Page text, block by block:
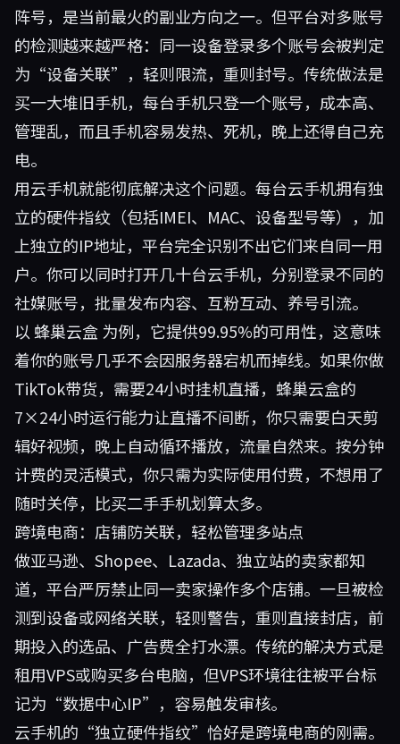
阵号，是当前最火的副业方向之一。但平台对多账号
的检测越来越严格：同一设备登录多个账号会被判定
为“设备关联”，轻则限流，重则封号。传统做法是
买一大堆旧手机，每台手机只登一个账号，成本高、
管理乱，而且手机容易发热、死机，晚上还得自己充
电。
用云手机就能彻底解决这个问题。每台云手机拥有独
立的硬件指纹（包括IMEI、MAC、设备型号等），加
上独立的IP地址，平台完全识别不出它们来自同一用
户。你可以同时打开几十台云手机，分别登录不同的
社媒账号，批量发布内容、互粉互动、养号引流。
以 蜂巢云盒 为例，它提供99.95%的可用性，这意味
着你的账号几乎不会因服务器宕机而掉线。如果你做
TikTok带货，需要24小时挂机直播，蜂巢云盒的
7×24小时运行能力让直播不间断，你只需要白天剪
辑好视频，晚上自动循环播放，流量自然来。按分钟
计费的灵活模式，你只需为实际使用付费，不想用了
随时关停，比买二手手机划算太多。
跨境电商：店铺防关联，轻松管理多站点
做亚马逊、Shopee、Lazada、独立站的卖家都知
道，平台严厉禁止同一卖家操作多个店铺。一旦被检
测到设备或网络关联，轻则警告，重则直接封店，前
期投入的选品、广告费全打水漂。传统的解决方式是
租用VPS或购买多台电脑，但VPS环境往往被平台标
记为“数据中心IP”，容易触发审核。
云手机的“独立硬件指纹”恰好是跨境电商的刚需。